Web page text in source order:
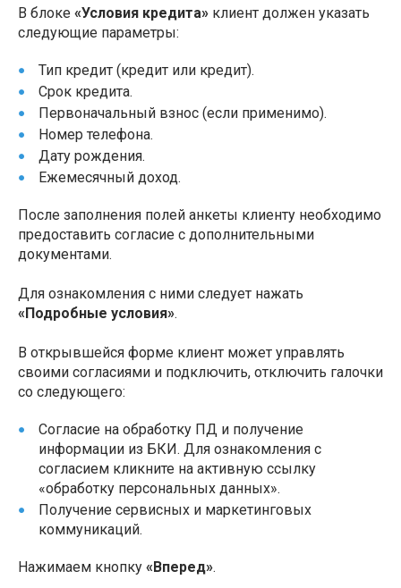
В блоке «Условия кредита» клиент должен указать
следующие параметры:
Тип кредит (кредит или кредит).
Срок кредита.
Первоначальный взнос (если применимо).
Номер телефона.
Дату рождения.
Ежемесячный доход.
После заполнения полей анкеты клиенту необходимо
предоставить согласие с дополнительными
документами.
Для ознакомления с ними следует нажать
«Подробные условия».
В открывшейся форме клиент может управлять
своими согласиями и подключить, отключить галочки
со следующего:
Согласие на обработку ПД и получение
информации из БКИ. Для ознакомления с
согласием кликните на активную ссылку
«обработку персональных данных».
Получение сервисных и маркетинговых
коммуникаций.
Нажимаем кнопку «Вперед».